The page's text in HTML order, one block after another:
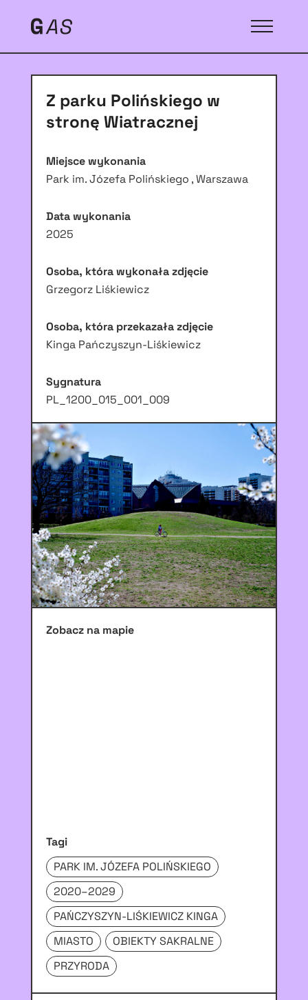
Z parku Polińskiego w
stronę Wiatracznej
Miejsce wykonania
Park im. Józefa Polińskiego , Warszawa
Data wykonania
2025
Osoba, która wykonała zdjęcie
Grzegorz Liśkiewicz
Osoba, która przekazała zdjęcie
Kinga Pańczyszyn-Liśkiewicz
Sygnatura
PL_1200_015_001_009
Zobacz na mapie
Tagi
PARK IM. JÓZEFA POLIŃSKIEGO
2020–2029
PAŃCZYSZYN-LIŚKIEWICZ KINGA
MIASTO
OBIEKTY SAKRALNE
PRZYRODA